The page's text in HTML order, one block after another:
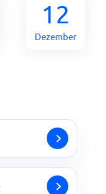
12
Dezember